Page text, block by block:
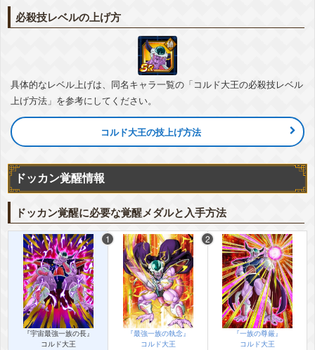
必殺技レベルの上げ方
具体的なレベル上げは、同名キャラ一覧の「コルド大王の必殺技レベル
上げ方法」を参考にしてください。
コルド大王の技上げ方法
ドッカン覚醒情報
ドッカン覚醒に必要な覚醒メダルと入手方法
『宇宙最強一族の長』
コルド大王
『最強一族の執念』
コルド大王
『一族の尊厳』
コルド大王